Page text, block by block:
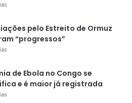
pelo Estreito de Ormuz
“progressos”
de Ebola no Congo se
e é maior já registrada